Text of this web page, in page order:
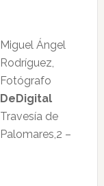
Miguel Ángel
Rodríguez,
Fotógrafo
DeDigital
Travesía de
Palomares,2 –